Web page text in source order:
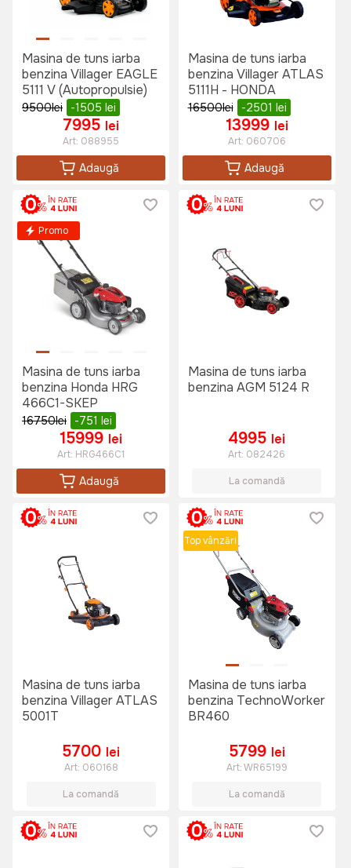
Masina de tuns iarba
benzina Villager EAGLE
5111 V (Autopropulsie)
9500lei -1505 lei
7995 lei
Art: 088955
Adaugă
Masina de tuns iarba
benzina Villager ATLAS
5111H - HONDA
16500lei -2501 lei
13999 lei
Art: 060706
Adaugă
Promo
Masina de tuns iarba
benzina Honda HRG
466C1-SKEP
16750lei -751 lei
15999 lei
Art: HRG466C1
Adaugă
Masina de tuns iarba
benzina AGM 5124 R
4995 lei
Art: 082426
La comandă
Masina de tuns iarba
benzina Villager ATLAS
5001T
5700 lei
Art: 060168
La comandă
Top vânzări
Masina de tuns iarba
benzina TechnoWorker
BR460
5799 lei
Art:WR65199
La comandă